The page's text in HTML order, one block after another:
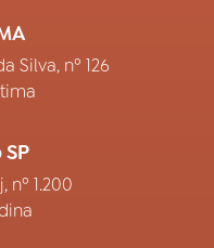
Silva, nº 126
nº 1.200